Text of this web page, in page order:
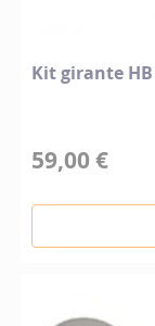
Kit girante HB
59,00 €